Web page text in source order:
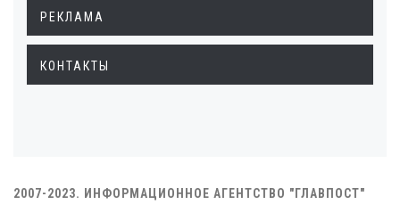
РЕКЛАМА
КОНТАКТЫ
2007-2023. ИНФОРМАЦИОННОЕ АГЕНТСТВО "ГЛАВПОСТ"